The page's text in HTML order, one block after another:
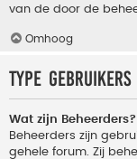
van de door de
Omhoog
Type
Wat zijn Beheerders?
Beheerders zijn
gehele forum. Zij